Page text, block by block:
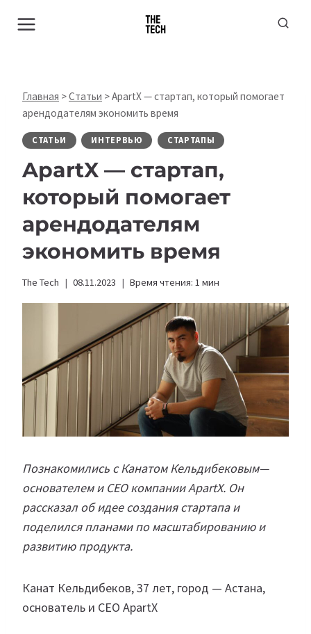
Главная >Статьи >ApartX — стартап, который помогает
арендодателям экономить время
СТАТЬИ ИНТЕРВЬЮ СТАРТАПЫ
ApartX — стартап,
который помогает
арендодателям
экономить время
The Tech 08.11.2023 Время чтения: 1 мин
Познакомились с Канатом Кельдибековым—
основателем и CEO компании ApartX. Он
рассказалоб идее создания стартапа и
поделился планами по масштабированию и
развитию продукта.
Канат Кельдибеков, 37 лет, город — Астана,
основатель и CEO ApartX